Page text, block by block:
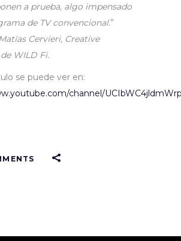
a prueba, algo impensado
de TV convencional.”
Cervieri, Creative
WILD Fi.
se puede ver en:
channel/